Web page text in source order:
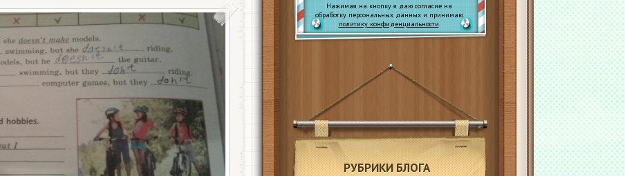
Нажимая на кнопку я даю согласие на
обработку персональных данных и принимаю
политику конфиденциальности.
РУБРИКИ БЛОГА